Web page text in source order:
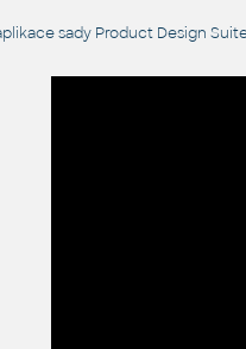
sady Product Design